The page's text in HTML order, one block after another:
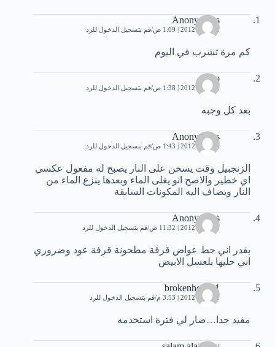
Anonymous
12 مايو، 2012 | 1:09 ص قم بتسجيل الدخول للرد
كم مرة تشرب في اليوم
mizo
12 مايو، 2012 | 1:38 ص قم بتسجيل الدخول للرد
بعد كل وجبه
Anonymous
12 مايو، 2012 | 1:43 ص قم بتسجيل الدخول للرد
الزنجبيل وقت يسخن على النار يصبح له مفعول عكسي
اي خطير والاصح انو يغلى الماء وبعدها ينزع الماء من
النار ويضاف اليه المكونات السابقة
Anonymous
12 مايو، 2012 | 11:32 ص قم بتسجيل الدخول للرد
بقدر اني حط عواض قرفة مطحونة قرفة عود وضروري
اني حليها بلعسل الابيض
brokenheart11
12 مايو، 2012 | 3:53 م قم بتسجيل الدخول للرد
مفيد جدا…صار لي فترة استخدمه